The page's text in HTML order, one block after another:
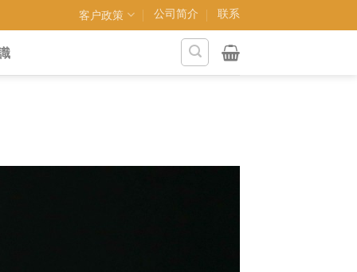
客户政策 公司简介 联系